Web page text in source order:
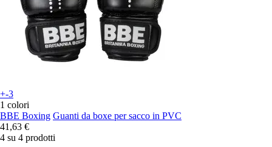
+-3
1 colori
BBE Boxing Guanti da boxe per sacco in PVC
41,63 €
4 su 4 prodotti